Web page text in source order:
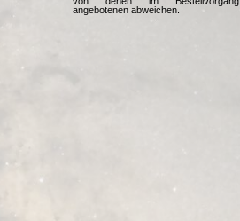
angebotenen abweichen.